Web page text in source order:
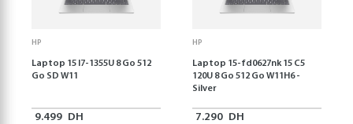
HP
Laptop 15 I7-1355U 8 Go 512
Go SD W11
9.499 DH
HP
Laptop 15-fd0627nk 15 C5
120U 8 Go 512 Go W11H6 -
Silver
7.290 DH